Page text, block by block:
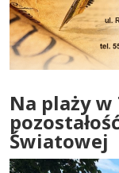
Na plaży
Światowej